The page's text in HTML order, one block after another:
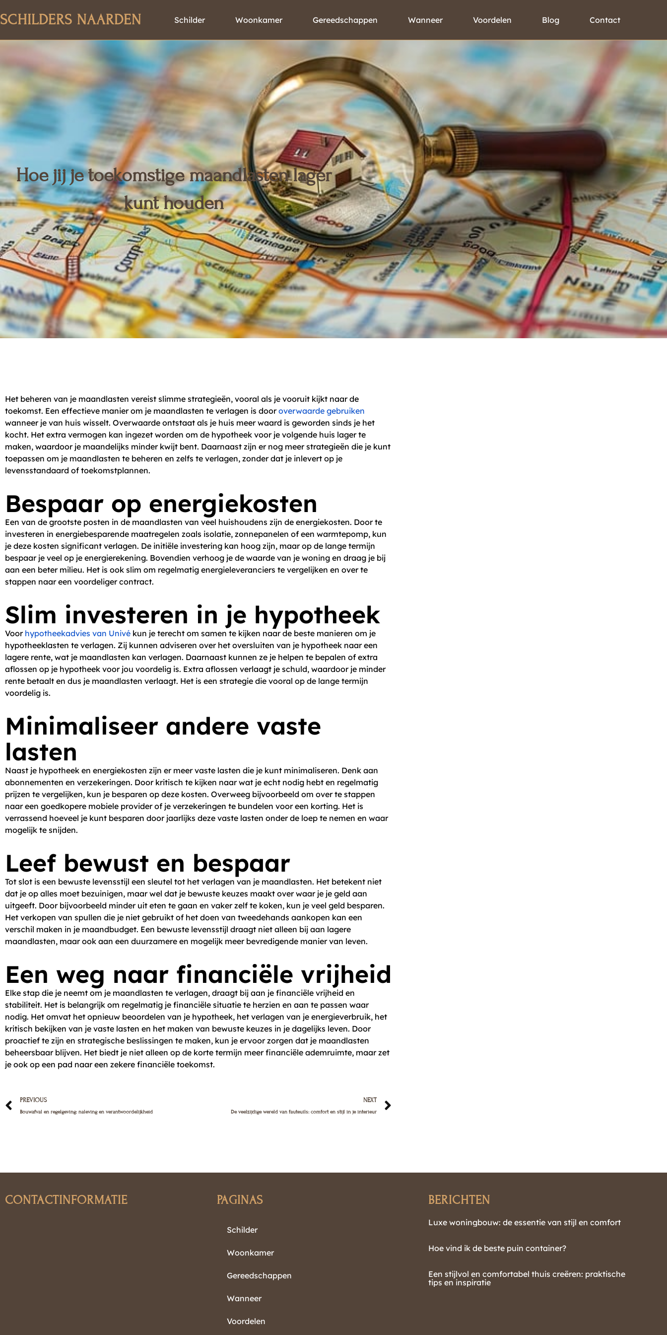
to
SCHILDERS NAARDEN Schilder Woonkamer Gereedschappen Wanneer Voordelen Blog Contact
Hoe jij je toekomstige maandlasten lager
kunt houden
Het beheren van je maandlasten vereist slimme strategieën, vooral als je vooruit kijkt naar de
toekomst. Een effectieve manier om je maandlasten te verlagen is dooroverwaarde gebruiken
wanneer je van huis wisselt. Overwaarde ontstaat als je huis meer waard is geworden sinds je het
kocht. Het extra vermogen kan ingezet worden om de hypotheek voor je volgende huis lager te
maken, waardoor je maandelijks minder kwijt bent. Daarnaast zijn er nog meer strategieën die je kunt
toepassen om je maandlasten te beheren en zelfs te verlagen, zonder dat je inlevert op je
levensstandaard of toekomstplannen.
Bespaar op energiekosten
Een van de grootste posten in de maandlasten van veel huishoudens zijn de energiekosten. Door te
investeren in energiebesparende maatregelen zoals isolatie, zonnepanelen of een warmtepomp, kun
je deze kosten significant verlagen. De initiële investering kan hoog zijn, maar op de lange termijn
bespaar je veel op je energierekening. Bovendien verhoog je de waarde van je woning en draag je bij
aan een beter milieu. Het is ook slim om regelmatig energieleveranciers te vergelijken en over te
stappen naar een voordeliger contract.
Slim investeren in je hypotheek
Voor hypotheekadvies van Univé kun je terecht om samen te kijken naar de beste manieren om je
hypotheeklasten te verlagen. Zij kunnen adviseren over het oversluiten van je hypotheek naar een
lagere rente, wat je maandlasten kan verlagen. Daarnaast kunnen ze je helpen te bepalen of extra
aflossen op je hypotheek voor jou voordelig is. Extra aflossen verlaagt je schuld, waardoor je minder
rente betaalt en dus je maandlasten verlaagt. Het is een strategie die vooral op de lange termijn
voordelig is.
Minimaliseer andere vaste
lasten
Naast je hypotheek en energiekosten zijn er meer vaste lasten die je kunt minimaliseren. Denk aan
abonnementen en verzekeringen. Door kritisch te kijken naar wat je echt nodig hebt en regelmatig
prijzen te vergelijken, kun je besparen op deze kosten. Overweeg bijvoorbeeld om over te stappen
naar een goedkopere mobiele provider of je verzekeringen te bundelen voor een korting. Het is
verrassend hoeveel je kunt besparen door jaarlijks deze vaste lasten onder de loep te nemen en waar
mogelijk te snijden.
Leef bewust en bespaar
Tot slot is een bewuste levensstijl een sleutel tot het verlagen van je maandlasten. Het betekent niet
dat je op alles moet bezuinigen, maar wel dat je bewuste keuzes maakt over waar je je geld aan
uitgeeft. Door bijvoorbeeld minder uit eten te gaan en vaker zelf te koken, kun je veel geld besparen.
Het verkopen van spullen die je niet gebruikt of het doen van tweedehands aankopen kan een
verschil maken in je maandbudget. Een bewuste levensstijl draagt niet alleen bij aan lagere
maandlasten, maar ook aan een duurzamere en mogelijk meer bevredigende manier van leven.
Een weg naar financiële vrijheid
Elke stap die je neemt om je maandlasten te verlagen, draagt bij aan je financiële vrijheid en
stabiliteit. Het is belangrijk om regelmatig je financiële situatie te herzien en aan te passen waar
nodig. Het omvat het opnieuw beoordelen van je hypotheek, het verlagen van je energieverbruik, het
kritisch bekijken van je vaste lasten en het maken van bewuste keuzes in je dagelijks leven. Door
proactief te zijn en strategische beslissingen te maken, kun je ervoor zorgen dat je maandlasten
beheersbaar blijven. Het biedt je niet alleen op de korte termijn meer financiële ademruimte, maar zet
je ook op een pad naar een zekere financiële toekomst.
Prev
PREVIOUS
Bouwafval en regelgeving: naleving en verantwoordelijkheid
NEXT
De veelzijdige wereld van fauteuils: comfort en stijl in je interieur
CONTACTINFORMATIE PAGINAS
Schilder
Woonkamer
Gereedschappen
Wanneer
Voordelen
BERICHTEN
Luxe woningbouw: de essentie van stijl en comfort
Hoe vind ik de beste puin container?
Een stijlvol en comfortabel thuis creëren: praktische
tips en inspiratie